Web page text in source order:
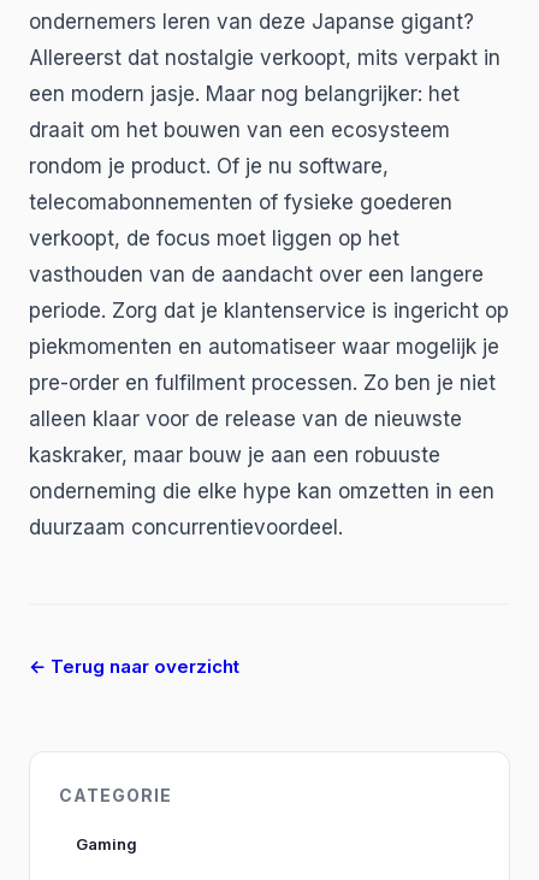
ondernemers leren van deze Japanse gigant?
Allereerst dat nostalgie verkoopt, mits verpakt in
een modern jasje. Maar nog belangrijker: het
draait om het bouwen van een ecosysteem
rondom je product. Of je nu software,
telecomabonnementen of fysieke goederen
verkoopt, de focus moet liggen op het
vasthouden van de aandacht over een langere
periode. Zorg dat je klantenservice is ingericht op
piekmomenten en automatiseer waar mogelijk je
pre-order en fulfilment processen. Zo ben je niet
alleen klaar voor de release van de nieuwste
kaskraker, maar bouw je aan een robuuste
onderneming die elke hype kan omzetten in een
duurzaam concurrentievoordeel.
← Terug naar overzicht
CATEGORIE
Gaming